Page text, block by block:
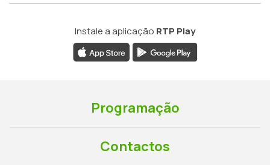
Instale a aplicação RTP Play
Programação
Contactos